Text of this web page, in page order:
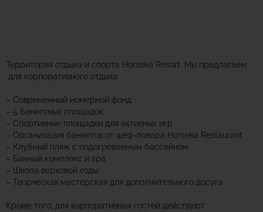
Территория отдыха и спорта Horseka Resort. Мы предлагаем
для корпоративного отдыха:
– Современный номерной фонд
– 5 банкетных площадок
– Спортивные площадки для активных игр
– Организация банкетов от шеф-повара Horseka Restaurant
– Клубный пляж с подогреваемым бассейном
– Банный комплекс и spa
– Школа верховой езды
– Творческая мастерская для дополнительного досуга
Кроме того, для корпоративных гостей действуют